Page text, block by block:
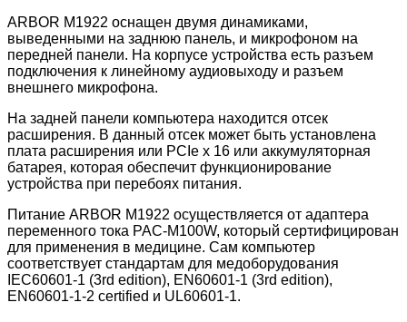
ARBOR M1922 оснащен двумя динамиками,
выведенными на заднюю панель, и микрофоном на
передней панели. На корпусе устройства есть разъем
подключения к линейному аудиовыходу и разъем
внешнего микрофона.
На задней панели компьютера находится отсек
расширения. В данный отсек может быть установлена
плата расширения или PCIe x 16 или аккумуляторная
батарея, которая обеспечит функционирование
устройства при перебоях питания.
Питание ARBOR M1922 осуществляется от адаптера
переменного тока PAC-M100W, который сертифицирован
для применения в медицине. Сам компьютер
соответствует стандартам для медоборудования
IEC60601-1 (3rd edition), EN60601-1 (3rd edition),
EN60601-1-2 certified и UL60601-1.